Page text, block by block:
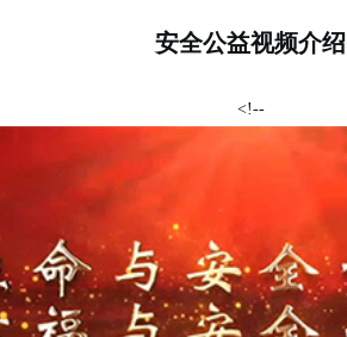
安全公益视频介绍
<!--